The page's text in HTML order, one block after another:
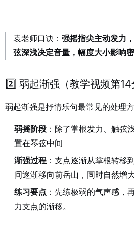
袁老师口诀： 强摇指尖主动发力
弦深浅决定音量，幅度大小影响密
2️⃣ 弱起渐强（教学视频第14
弱起渐强是抒情乐句最常见的处理
弱摇阶段 ：除了掌根发力、触弦
置在琴弦中间
渐强过程 ：支点逐渐从掌根转移
间逐渐移向前岳山，同时自然增
练习要点 ：先练极弱的气声感，
力支点的渐移。